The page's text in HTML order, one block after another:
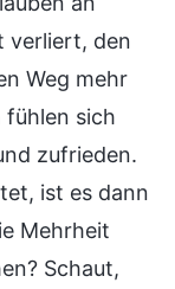
verliert, den
Weg mehr
fühlen sich
zufrieden.
ist es dann
Mehrheit
Schaut,